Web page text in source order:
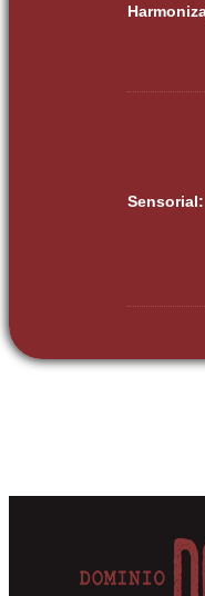
Sensorial: